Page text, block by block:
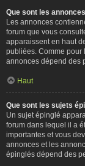
Que sont les
Les annonces
forum que vous
apparaissent en haut
publiées. Comme
annonces dépend des
Haut
Que sont les sujets
Un sujet épinglé
forum dans lequel il a
importantes et vous
annonces et les
épinglés dépend des